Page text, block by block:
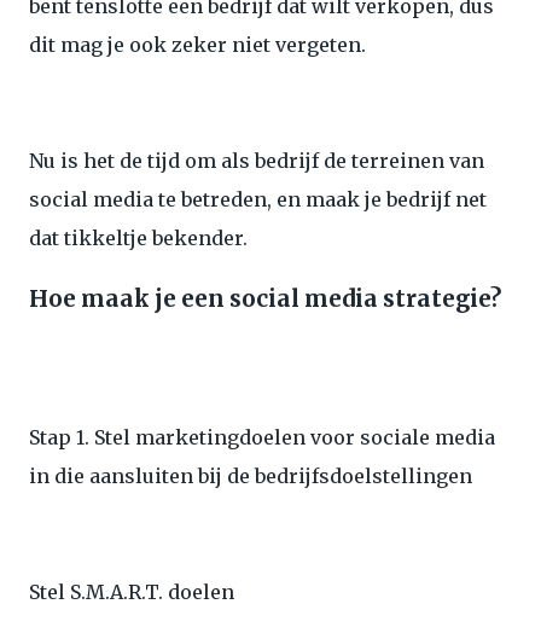
bent tenslotte een bedrijf dat wilt verkopen, dus
dit mag je ook zeker niet vergeten.
Nu is het de tijd om als bedrijf de terreinen van
social media te betreden, en maak je bedrijf net
dat tikkeltje bekender.
Hoe maak je een social media strategie?
Stap 1. Stel marketingdoelen voor sociale media
in die aansluiten bij de bedrijfsdoelstellingen
Stel S.M.A.R.T. doelen